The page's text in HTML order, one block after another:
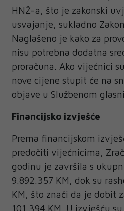
HNŽ-a, što je zakonski
usvajanje, sukladno
Naglašeno je kako za
nisu potrebna dodatna
proračuna. Ako vijećnici
nove cijene stupit će na
objave u Službenom
Financijsko izvješće
Prema financijskom
predočiti vijećnicima,
godinu je završila s
9.892.357 KM, dok su
KM, što znači da je dobit
101.394 KM. U izvješću